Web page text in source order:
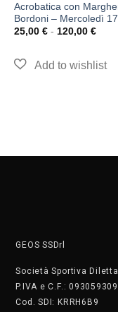
Acrobatica con
Bordoni – Mercoledì
25,00 € - 120,00 €
GEOS SSDrl
Società Sportiva
P.IVA e C.F.:
Cod. SDI: KRRH6B9